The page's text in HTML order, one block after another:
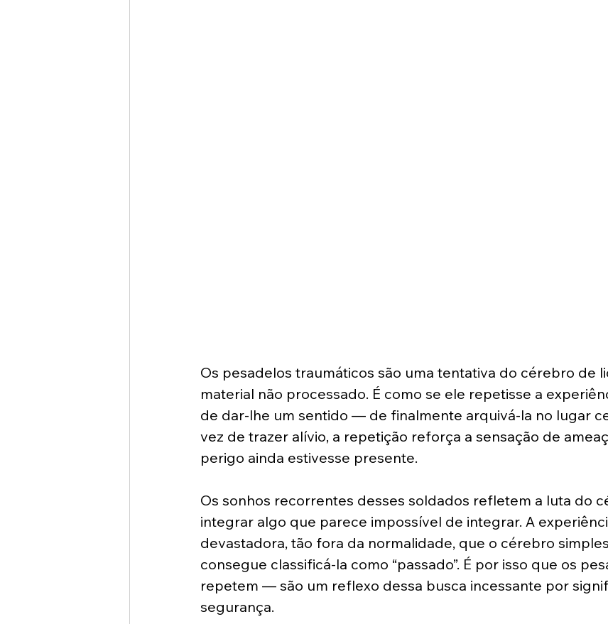
Os pesadelos traumáticos são uma tentativa do cérebro de
material não processado. É como se ele repetisse a
de dar-lhe um sentido — de finalmente arquivá-la no lugar
vez de trazer alívio, a repetição reforça a sensação de
perigo ainda estivesse presente.
Os sonhos recorrentes desses soldados refletem a luta do
integrar algo que parece impossível de integrar. A
devastadora, tão fora da normalidade, que o cérebro
consegue classificá-la como “passado”. É por isso que os
repetem — são um reflexo dessa busca incessante por
segurança.